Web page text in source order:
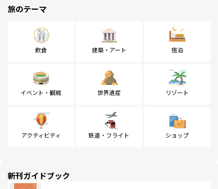
旅のテーマ
飲食 建築・アート 宿泊
イベント・観戦 世界遺産 リゾート
アクティビティ 鉄道・フライト ショップ
新刊ガイドブック